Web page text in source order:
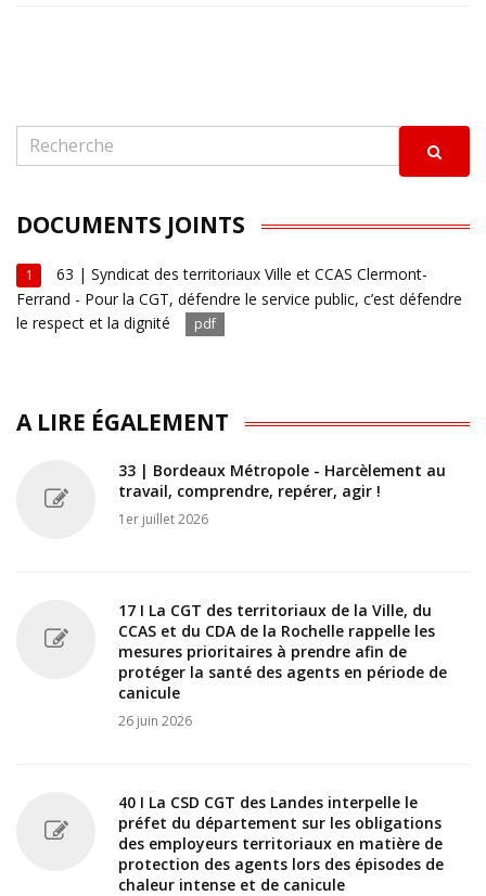
DOCUMENTS JOINTS
1
63 | Syndicat des territoriaux Ville et CCAS Clermont-
Ferrand - Pour la CGT, défendre le service public, c’est défendre
le respect et la dignité
pdf
A LIRE ÉGALEMENT
33 | Bordeaux Métropole - Harcèlement au
travail, comprendre, repérer, agir !
1er juillet 2026
17 I La CGT des territoriaux de la Ville, du
CCAS et du CDA de la Rochelle rappelle les
mesures prioritaires à prendre afin de
protéger la santé des agents en période de
canicule
26 juin 2026
40 I La CSD CGT des Landes interpelle le
préfet du département sur les obligations
des employeurs territoriaux en matière de
protection des agents lors des épisodes de
chaleur intense et de canicule